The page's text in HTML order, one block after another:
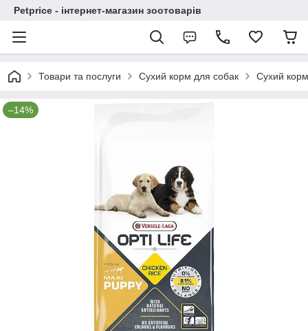
Petprice - інтернет-магазин зоотоварів
Товари та послуги Сухий корм для собак Сухий
–14%